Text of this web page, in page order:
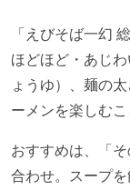
「えびそば一幻
ほどほど・あじ
ょうゆ）、麺の
ーメンを楽しむこ
おすすめは、「
合わせ。スープ